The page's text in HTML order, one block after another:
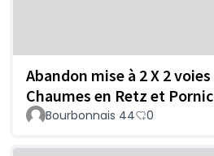
Abandon mise à 2 X 2 voies
Chaumes en Retz et Pornic
Bourbonnais 44 0